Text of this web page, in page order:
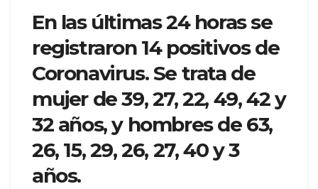
En las últimas 24 horas se
registraron 14 positivos de
Coronavirus. Se trata de
mujer de 39, 27, 22, 49, 42 y
32 años, y hombres de 63,
26, 15, 29, 26, 27, 40 y 3
años.